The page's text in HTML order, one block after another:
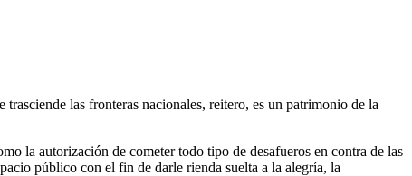
las fronteras nacionales, reitero, es un patrimonio de la
la autorización de cometer todo tipo de desafueros en contra de las
público con el fin de darle rienda suelta a la alegría, la